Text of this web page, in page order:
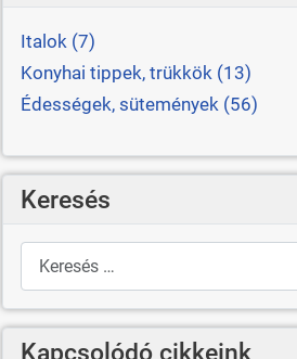
Italok (7)
Konyhai tippek, trükkök (13)
Édességek, sütemények (56)
Keresés
Keresés
Kapcsolódó cikkeink